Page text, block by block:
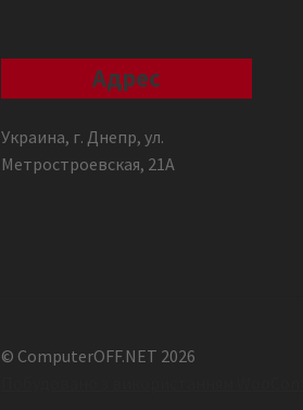
Адрес
Украина, г. Днепр, ул.
Метростроевская, 21А
© ComputerOFF.NET 2026